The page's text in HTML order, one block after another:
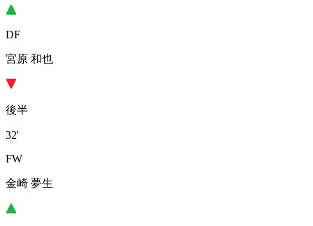
DF
宮原 和也
後半
32'
FW
金崎 夢生